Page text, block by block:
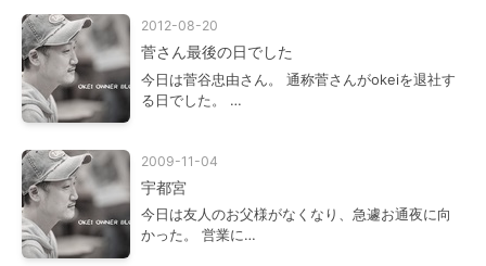
2012-08-20
菅さん最後の日でした
今日は菅谷忠由さん。 通称菅さんがokeiを退社す
る日でした。 …
2009-11-04
宇都宮
今日は友人のお父様がなくなり、急遽お通夜に向
かった。 営業に…